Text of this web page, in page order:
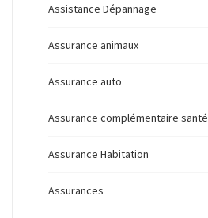
Assistance Dépannage
Assurance animaux
Assurance auto
Assurance complémentaire santé
Assurance Habitation
Assurances